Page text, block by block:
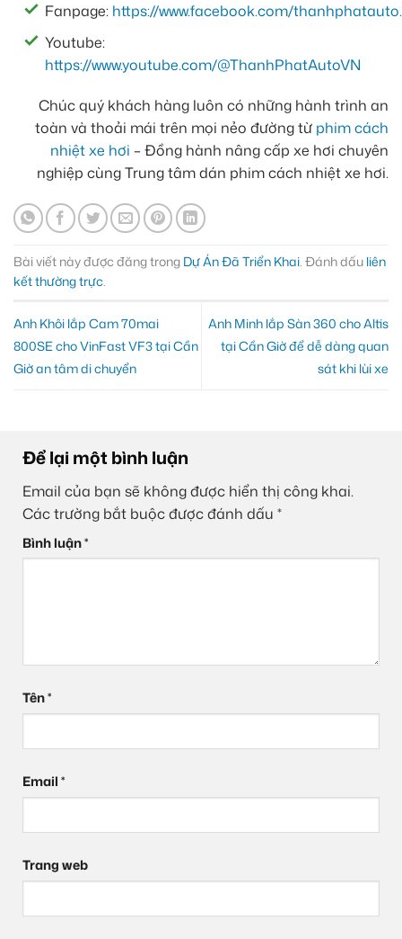
Fanpage: https://www.facebook.com/
Youtube:
https://www.youtube.com/@ThanhPhatAutoVN
Chúc quý khách hàng luôn có những hành trình an
toàn và thoải mái trên mọi nẻo đường từ phim cách
nhiệt xe hơi – Đồng hành nâng cấp xe hơi chuyên
nghiệp cùng Trung tâm dán phim cách nhiệt xe hơi.
Bài viết này được đăng trong Dự Án Đã Triển Khai. Đánh dấu liên
kết thường trực.
Anh Khôi lắp Cam 70mai
800SE cho VinFast VF3 tại Cần
Giờ an tâm di chuyển
Anh Minh lắp Sàn 360 cho Altis
tại Cần Giờ để dễ dàng quan
sát khi lùi xe
Để lại một bình luận
Email của bạn sẽ không được hiển thị công khai.
Các trường bắt buộc được đánh dấu *
Bình luận*
Tên*
Email*
Trang web